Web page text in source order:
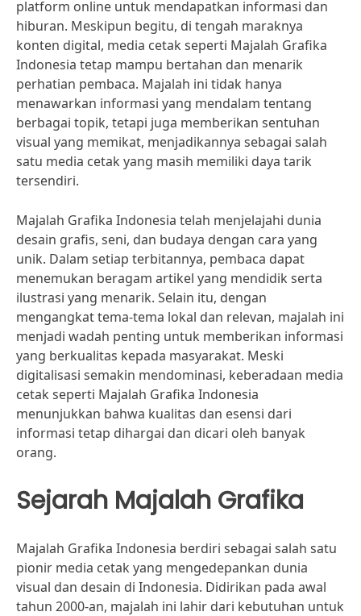
platform online untuk mendapatkan informasi dan
hiburan. Meskipun begitu, di tengah maraknya
konten digital, media cetak seperti Majalah Grafika
Indonesia tetap mampu bertahan dan menarik
perhatian pembaca. Majalah ini tidak hanya
menawarkan informasi yang mendalam tentang
berbagai topik, tetapi juga memberikan sentuhan
visual yang memikat, menjadikannya sebagai salah
satu media cetak yang masih memiliki daya tarik
tersendiri.
Majalah Grafika Indonesia telah menjelajahi dunia
desain grafis, seni, dan budaya dengan cara yang
unik. Dalam setiap terbitannya, pembaca dapat
menemukan beragam artikel yang mendidik serta
ilustrasi yang menarik. Selain itu, dengan
mengangkat tema-tema lokal dan relevan, majalah ini
menjadi wadah penting untuk memberikan informasi
yang berkualitas kepada masyarakat. Meski
digitalisasi semakin mendominasi, keberadaan media
cetak seperti Majalah Grafika Indonesia
menunjukkan bahwa kualitas dan esensi dari
informasi tetap dihargai dan dicari oleh banyak
orang.
Sejarah Majalah Grafika
Majalah Grafika Indonesia berdiri sebagai salah satu
pionir media cetak yang mengedepankan dunia
visual dan desain di Indonesia. Didirikan pada awal
tahun 2000-an, majalah ini lahir dari kebutuhan untuk